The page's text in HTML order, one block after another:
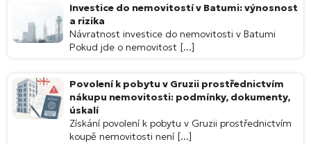
Investice do nemovitostí v Batumi: výnosnost
a rizika
Návratnost investice do nemovitosti v Batumi
Pokud jde o nemovitost [...]
Povolení k pobytu v Gruzii prostřednictvím
nákupu nemovitosti: podmínky, dokumenty,
úskalí
Získání povolení k pobytu v Gruzii prostřednictvím
koupě nemovitosti není [...]